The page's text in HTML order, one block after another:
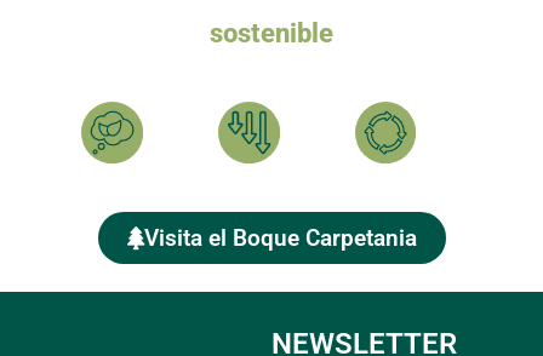
sostenible
Visita el Boque Carpetania
NEWSLETTER